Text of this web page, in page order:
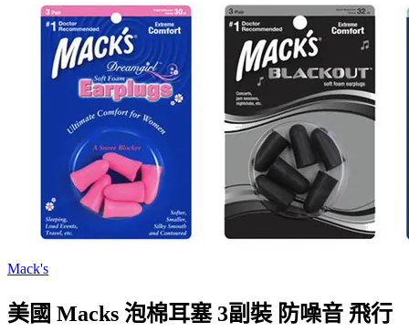
Mack's
美國 Macks 泡棉耳塞 3副裝 防噪音 飛行